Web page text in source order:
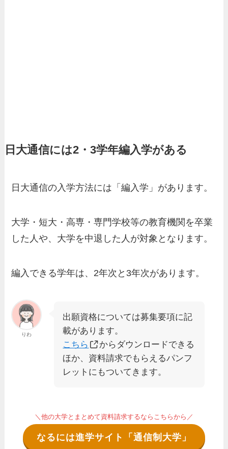
日大通信には2・3学年編入学がある
日大通信の入学方法には「編入学」があります。
大学・短大・高専・専門学校等の教育機関を卒業
した人や、大学を中退した人が対象となります。
編入できる学年は、2年次と3年次があります。
りわ
出願資格については募集要項に記
載があります。
こちら
からダウンロードできる
ほか、資料請求でもらえるパンフ
レットにもついてきます。
＼他の大学とまとめて資料請求するならこちらから／
なるには進学サイト「通信制大学」